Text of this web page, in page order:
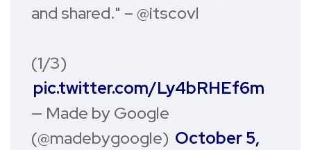
and shared." – @itscovl
(1/3)
pic.twitter.com/Ly4bRHEf6m
— Made by Google
(@madebygoogle) October 5,